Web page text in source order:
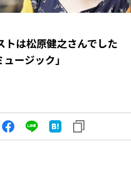
は松原健之さんでした
ージック」